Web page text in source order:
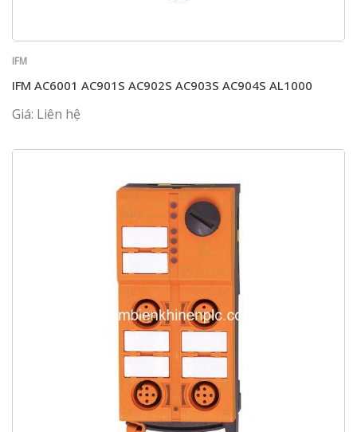
IFM
IFM AC6001 AC901S AC902S AC903S AC904S AL1000
Giá: Liên hệ